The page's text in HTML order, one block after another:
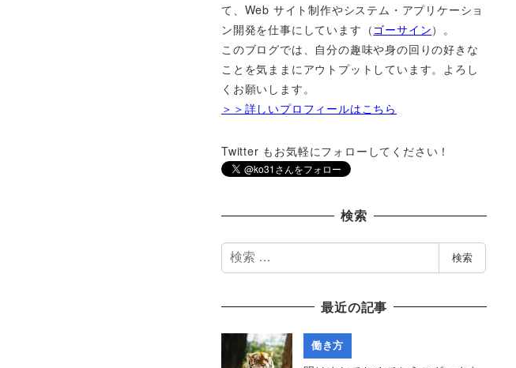
て、Web サイト制作やシステム・アプリケーショ
ン開発を仕事にしています（ ゴーサイン）。
このブログでは、自分の趣味や身の回りの好きな
ことを気ままにアウトプットしています。よろし
くお願いします。
＞＞詳しいプロフィールはこちら
Twitter もお気軽にフォローしてください！
検索
検
索
検索
最近の記事
働き方